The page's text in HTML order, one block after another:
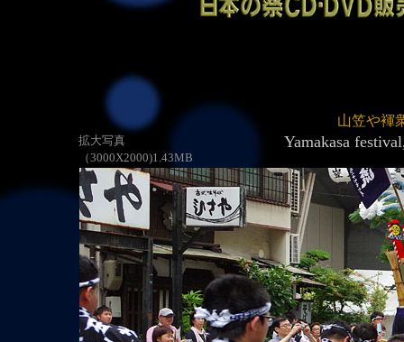
山笠や褌
拡大写真
（3000X2000)1.43MB